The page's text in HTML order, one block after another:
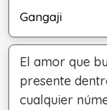
Gangaji
El amor que
presente
cualquier